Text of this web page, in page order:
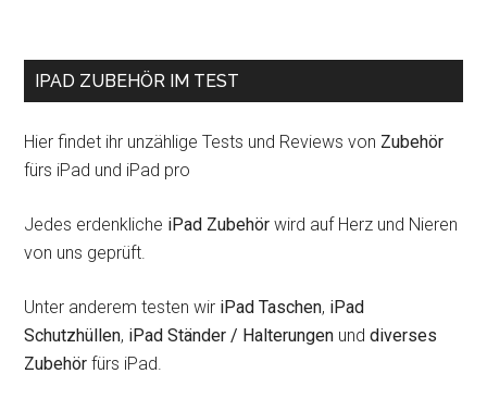
IPAD ZUBEHÖR IM TEST
Hier findet ihr unzählige Tests und Reviews von Zubehör
fürs iPad und iPad pro
Jedes erdenkliche iPad Zubehör wird auf Herz und Nieren
von uns geprüft.
Unter anderem testen wir iPad Taschen, iPad
Schutzhüllen, iPad Ständer / Halterungen unddiverses
Zubehör fürs iPad.